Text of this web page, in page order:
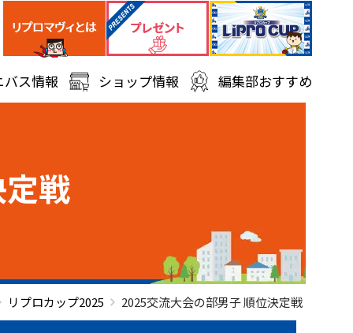
バス情報 ショップ情報 編集部おすすめ
戦
リプロカップ2025 2025交流大会の部男子 順位決定戦